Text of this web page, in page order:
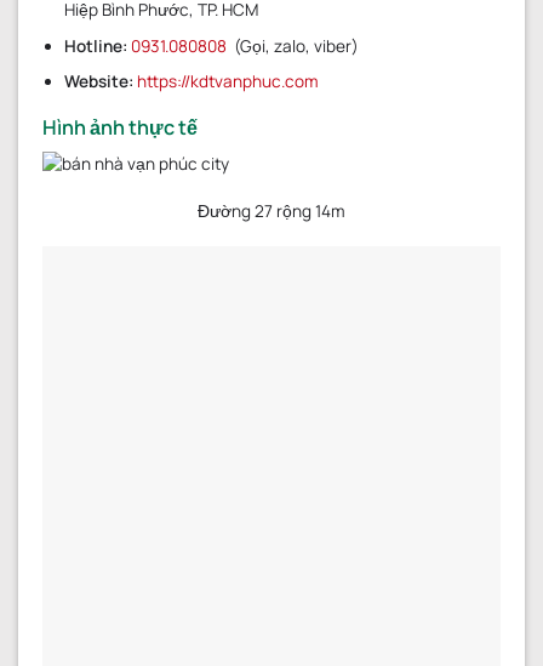
Hiệp Bình Phước, TP. HCM
Hotline: 0931.080808 (Gọi, zalo, viber)
Website: https://kdtvanphuc.com
Hình ảnh thực tế
Đường 27 rộng 14m